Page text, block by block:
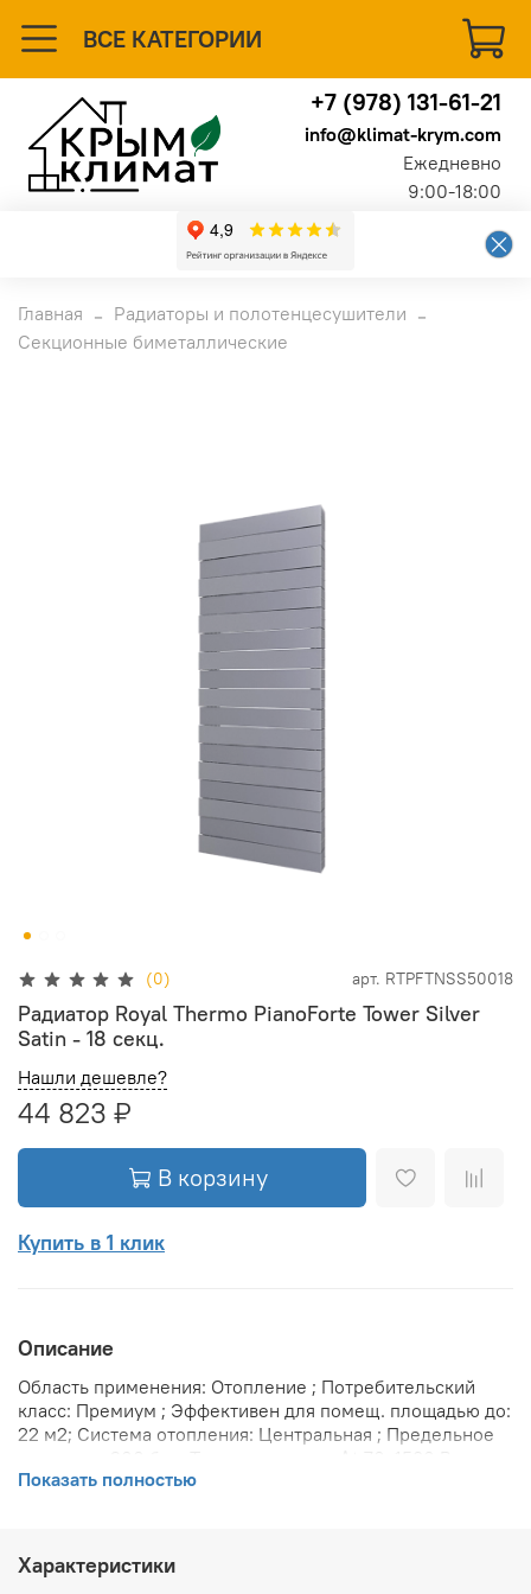
ВСЕ КАТЕГОРИИ
+7 (978) 131-61-21
info@klimat-krym.com
Ежедневно
9:00-18:00
Главная
Радиаторы и полотенцесушители
Секционные биметаллические
(0) арт. RTPFTNSS50018
Радиатор Royal Thermo PianoForte Tower Silver
Satin - 18 секц.
Нашли дешевле?
44 823 ₽
В корзину
Купить в 1 клик
Описание
Область применения: Отопление ; Потребительский
класс: Премиум ; Эффективен для помещ. площадью до:
22 м2; Система отопления: Центральная ; Предельное
Теплоотдача при Δt 60: 1255 Вт; Теплоотдача при Δt 50:
теплоносителя: 110 °С; Межосевое расстояние: 500 мм;
Давление опрессовки: 45 бар; Объем воды в радиаторе:
Показать полностью
Характеристики